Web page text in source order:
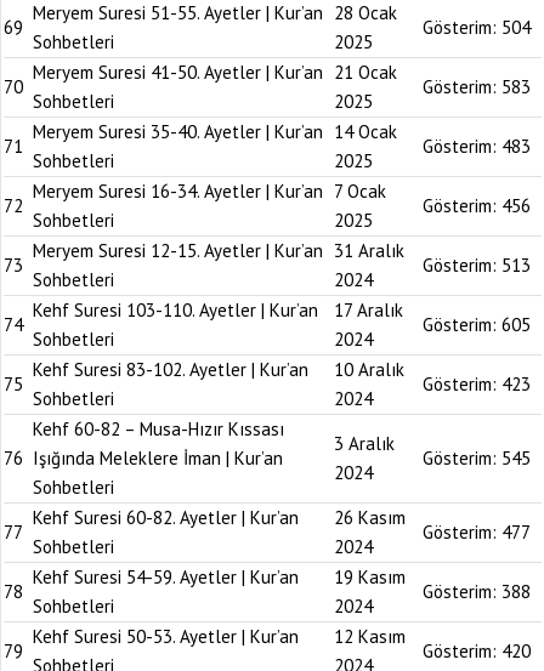
69
Meryem Suresi 51-55. Ayetler | Kur’an
Sohbetleri
28 Ocak
2025
Gösterim: 504
70
Meryem Suresi 41-50. Ayetler | Kur’an
Sohbetleri
21 Ocak
2025
Gösterim: 583
71
Meryem Suresi 35-40. Ayetler | Kur’an
Sohbetleri
14 Ocak
2025
Gösterim: 483
72
Meryem Suresi 16-34. Ayetler | Kur’an
Sohbetleri
7 Ocak
2025
Gösterim: 456
73
Meryem Suresi 12-15. Ayetler | Kur’an
Sohbetleri
31 Aralık
2024
Gösterim: 513
74
Kehf Suresi 103-110. Ayetler | Kur’an
Sohbetleri
17 Aralık
2024
Gösterim: 605
75
Kehf Suresi 83-102. Ayetler | Kur’an
Sohbetleri
10 Aralık
2024
Gösterim: 423
76
Kehf 60-82 – Musa-Hızır Kıssası
Işığında Meleklere İman | Kur’an
Sohbetleri
3 Aralık
2024
Gösterim: 545
77
Kehf Suresi 60-82. Ayetler | Kur’an
Sohbetleri
26 Kasım
2024
Gösterim: 477
78
Kehf Suresi 54-59. Ayetler | Kur’an
Sohbetleri
19 Kasım
2024
Gösterim: 388
79
Kehf Suresi 50-53. Ayetler | Kur’an
Sohbetleri
12 Kasım
2024
Gösterim: 420